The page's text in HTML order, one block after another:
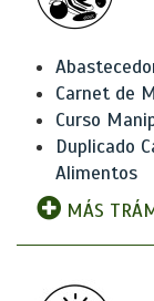
Carnet de
Curso
Duplicado
Alimentos
MÁS